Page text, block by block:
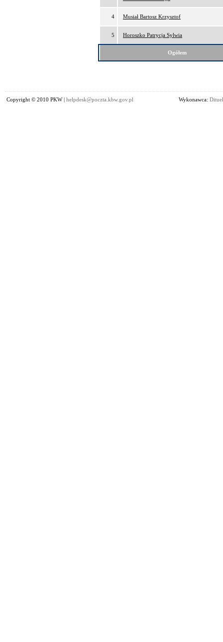
4 Musiał Bartosz Krzysztof
5 Horoszko Patrycja Sylwia
Ogółem
Copyright © 2010 PKW | helpdesk@poczta.kbw.gov.pl Wykonawca: